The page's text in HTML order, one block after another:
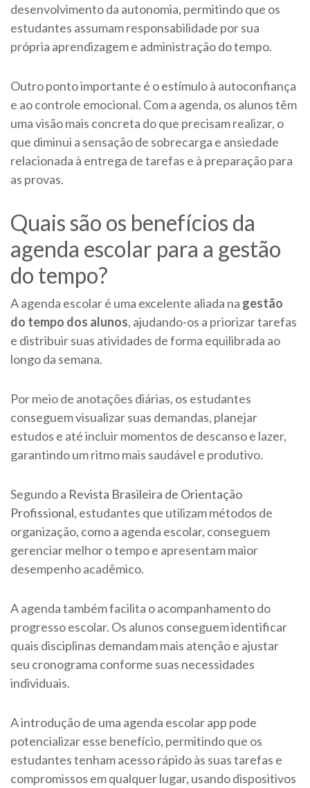
desenvolvimento da autonomia, permitindo que os
estudantes assumam responsabilidade por sua
própria aprendizagem e administração do tempo.
Outro ponto importante é o estímulo à autoconfiança
e ao controle emocional. Com a agenda, os alunos têm
uma visão mais concreta do que precisam realizar, o
que diminui a sensação de sobrecarga e ansiedade
relacionada à entrega de tarefas e à preparação para
as provas.
Quais são os benefícios da
agenda escolar para a gestão
do tempo?
A agenda escolar é uma excelente aliada na gestão
do tempo dos alunos, ajudando-os a priorizar tarefas
e distribuir suas atividades de forma equilibrada ao
longo da semana.
Por meio de anotações diárias, os estudantes
conseguem visualizar suas demandas, planejar
estudos e até incluir momentos de descanso e lazer,
garantindo um ritmo mais saudável e produtivo.
Segundo a Revista Brasileira de Orientação
Profissional, estudantes que utilizam métodos de
organização, como a agenda escolar, conseguem
gerenciar melhor o tempo e apresentam maior
desempenho acadêmico.
A agenda também facilita o acompanhamento do
progresso escolar. Os alunos conseguem identificar
quais disciplinas demandam mais atenção e ajustar
seu cronograma conforme suas necessidades
individuais.
A introdução de uma agenda escolar app pode
potencializar esse benefício, permitindo que os
estudantes tenham acesso rápido às suas tarefas e
compromissos em qualquer lugar, usando dispositivos